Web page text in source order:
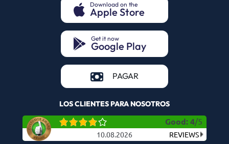
Download on the
Apple Store
(opens in a new tab)
Get it now
Google Play
(opens in a new tab)
PAGAR
LOS CLIENTES PARA NOSOTROS
Good: 4/5
10.08.2026 REVIEWS